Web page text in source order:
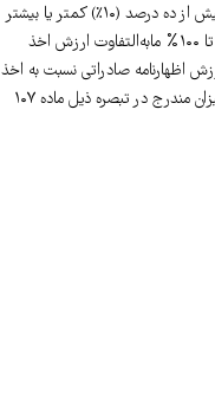
گمرکی که مقرر داشته «هر گاه در اظهارنامه صادراتی بیش از ده درصد (۱۰٪) کمتر یا بیشتر
ارزش کالا غیر واقعی اظهار گردد… جریمه‌ای بین ۱۰ تا ۱۰۰% مابه‌التفاوت ارزش اخذ
اظهارنامه صادراتی نسبت به اخذ
با تودیع جریمه (حسب تمکین با اعتراض ذینفع) به میزان مندرج در تبصره ذیل ماده ۱۰۷